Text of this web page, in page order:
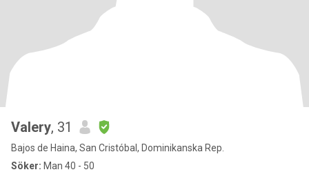
Valery, 31
Bajos de Haina, San Cristóbal, Dominikanska Rep.
Söker: Man 40 - 50